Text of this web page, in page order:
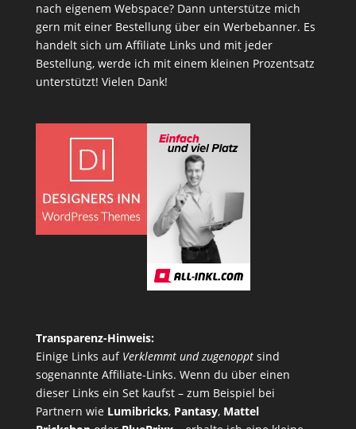
nach eigenem Webspace? Dann unterstütze mich
gern mit einer Bestellung über ein Werbebanner. Es
handelt sich um Affiliate Links und mit jeder
Bestellung, werde ich mit einem kleinen Prozentsatz
unterstützt! Vielen Dank!
Transparenz-Hinweis:
Einige Links auf Verklemmt und zugenopptsind
sogenannte Affiliate-Links. Wenn du über einen
dieser Links ein Set kaufst – zum Beispiel bei
Partnern wie Lumibricks, Pantasy, Mattel